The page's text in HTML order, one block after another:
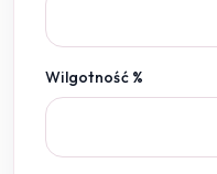
Wilgotność %